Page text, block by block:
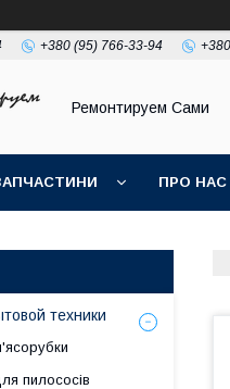
+380 (95) 766-33-94
Ремонтируем Сами
ПРО НАС
техники
пилососів